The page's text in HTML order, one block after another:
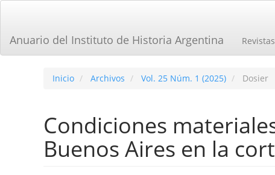
principal
Barra
Anuario del Instituto de Historia Argentina
Inicio Archivos Vol. 25 Núm. 1 (2025) Dosier
Condiciones
Buenos Aires en la